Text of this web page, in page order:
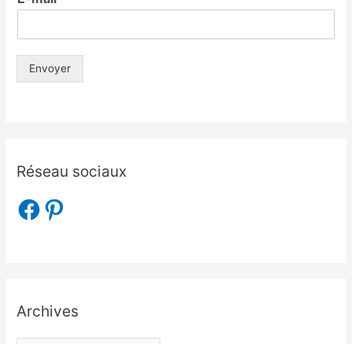
Envoyer
Réseau sociaux
Archives